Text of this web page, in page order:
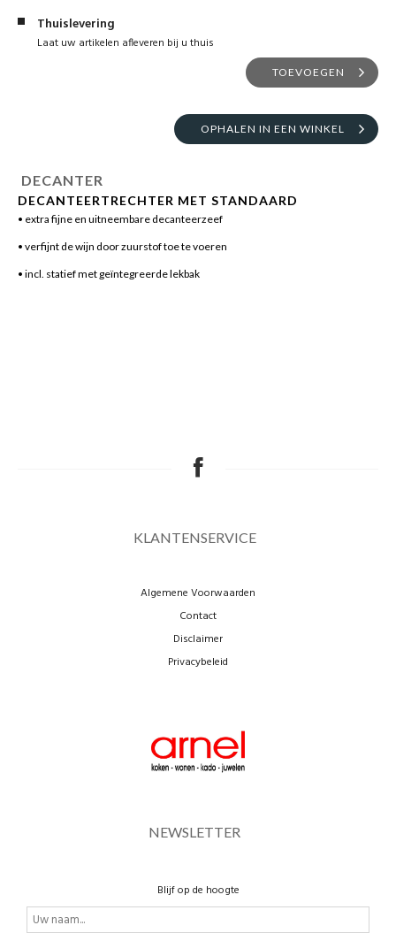
Thuislevering
Laat uw artikelen afleveren bij u thuis
TOEVOEGEN
OPHALEN IN EEN WINKEL
DECANTER
DECANTEERTRECHTER MET STANDAARD
• extra fijne en uitneembare decanteerzeef
• verfijnt de wijn door zuurstof toe te voeren
• incl. statief met geïntegreerde lekbak
KLANTENSERVICE
Algemene Voorwaarden
Contact
Disclaimer
Privacybeleid
NEWSLETTER
Blijf op de hoogte